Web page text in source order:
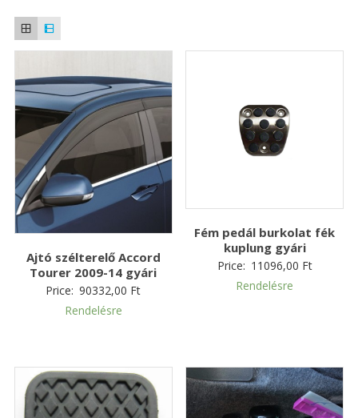
Ajtó szélterelő Accord
Tourer 2009-14 gyári
Price: 90332,00 Ft
Rendelésre
Fém pedál burkolat fék
kuplung gyári
Price: 11096,00 Ft
Rendelésre